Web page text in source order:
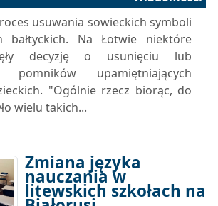
usuwania sowieckich symboli
bałtyckich. Na Łotwie niektóre
decyzję o usunięciu lub
pomników upamiętniających
"Ogólnie rzecz biorąc, do
wielu takich...
Zmiana języka
nauczania w
litewskich szkołach na